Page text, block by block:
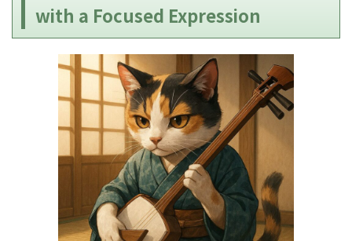
with a Focused Expression